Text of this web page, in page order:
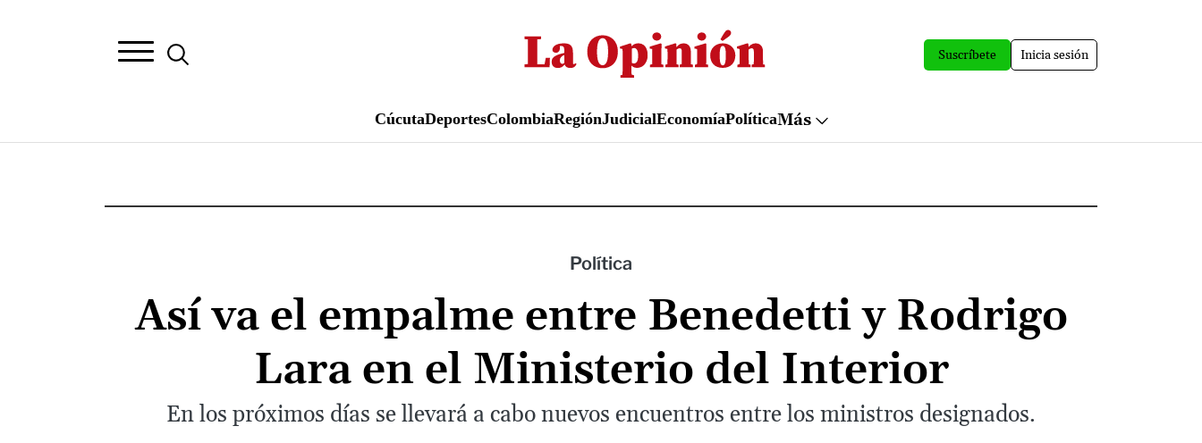
al
contenido
Suscríbete Inicia sesión
CúcutaDeportesColombiaRegiónJudicialEconomíaPolíticaMás
Política
Así va el empalme entre Benedetti y Rodrigo
Lara en el Ministerio del Interior
En los próximos días se llevará a cabo nuevos encuentros entre los ministros designados.